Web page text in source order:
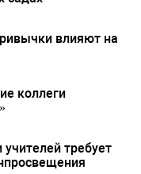
влияют на
коллеги
требует